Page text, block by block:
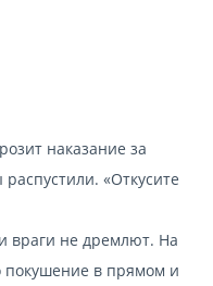
наказание за
«Откусите
враги не дремлют. На
покушение в прямом и